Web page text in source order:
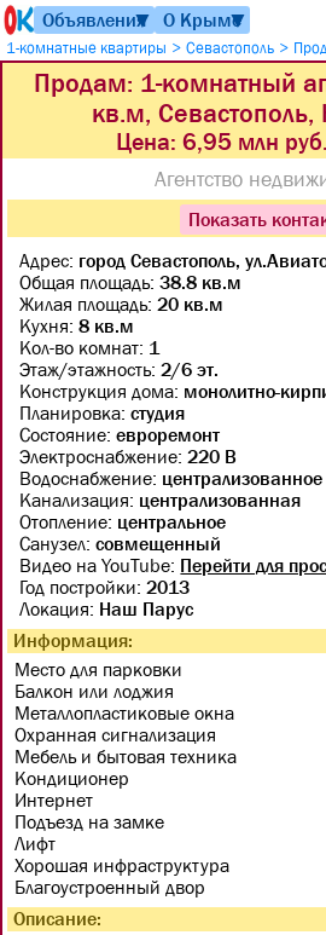
Объявления
▼ О Крыме
▼
1-комнатные квартиры > Севастополь >
Продам: 1-комнатный
кв.м,
Цена: 6,95 млн
Агентство
Показать
Адрес: город Севастополь,
Общая площадь:38.8 кв.м
Жилая площадь:20 кв.м
Кухня:8 кв.м
Кол-во комнат: 1
Этаж/этажность:2/6 эт.
Конструкция дома: монолитно-
Планировка:студия
Состояние:евроремонт
Электроснабжение:220 В
Водоснабжение: централизованное
Канализация: централизованная
Отопление: центральное
Санузел:совмещенный
Видео на YouTube: Перейти для
Год постройки:2013
Локация: Наш Парус
Информация:
Место для парковки
Балкон или лоджия
Металлопластиковые окна
Охранная сигнализация
Мебель и бытовая техника
Кондиционер
Интернет
Подъезд на замке
Лифт
Хорошая инфраструктура
Благоустроенный двор
Описание: